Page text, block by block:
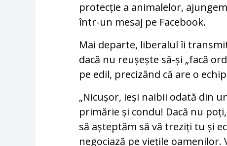
protecție a animalelor,
într-un mesaj pe Facebook.
Mai departe, liberalul îi
dacă nu reușește să-și „facă
pe edil, precizând că are o
„Nicușor, ieși naibii odată din
primărie și condu! Dacă nu
să așteptăm să vă treziți tu și
negociază pe viețile